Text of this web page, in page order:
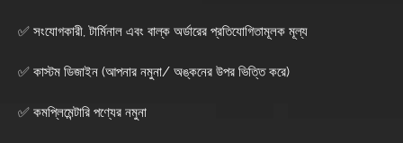
✅ সংযোগকারী, টার্মিনাল এবং বাল্ক অর্ডারের প্রতিযোগিতামূলক মূল্য
✅ কাস্টম ডিজাইন (আপনার নমুনা/ অঙ্কনের উপর ভিত্তি করে)
✅ কমপ্লিমেন্টারি পণ্যের নমুনা